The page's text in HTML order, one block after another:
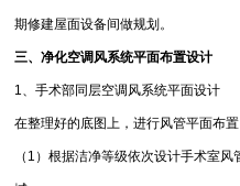
期修建屋面设备间做规划。
三、净化空调风系统平面布置设计
1、手术部同层空调风系统平面设计
在整理好的底图上，进行风管平面布
（1）根据洁净等级依次设计手术室